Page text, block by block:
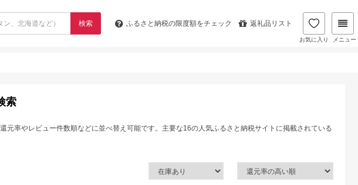
検索 ふるさと納税の限度額をチェック 返礼品リスト
お気に入り メニュー
索
元率やレビュー件数順などに並べ替え可能です。主要な16の人気ふるさと納税サイトに掲載されている